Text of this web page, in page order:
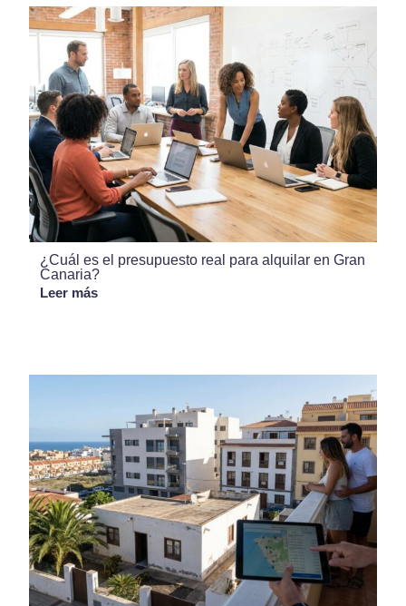
¿Cuál es el presupuesto real para alquilar en Gran
Canaria?
Leer más